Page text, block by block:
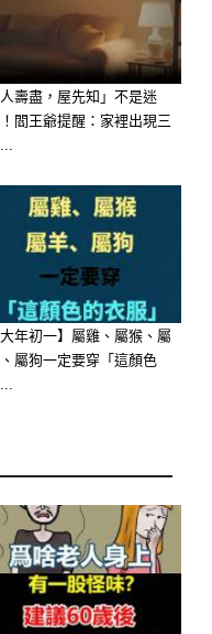
說好話、做好
報自然來～
人壽盡，屋先知」不是迷
閻王爺提醒：家裡出現三
大年初一】屬雞、屬猴、屬
屬狗一定要穿「這顏色